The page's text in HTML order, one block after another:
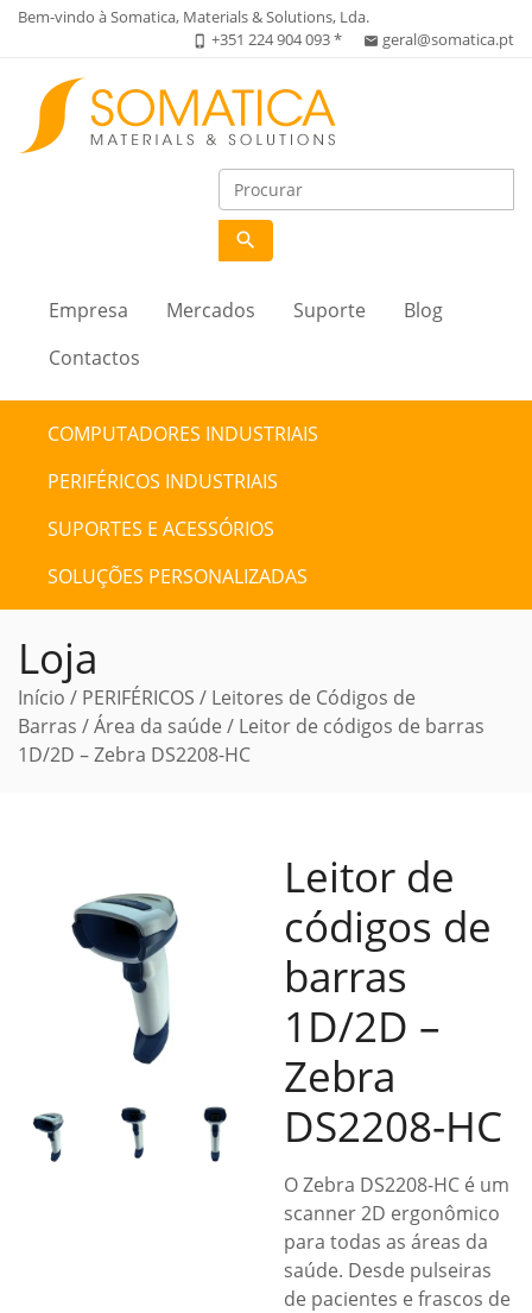
Bem-vindo à Somatica, Materials & Solutions, Lda.
phone_iphone +351 224 904 093 * email geral@somatica.pt
search
Empresa Mercados Suporte
Blog
Contactos
COMPUTADORES INDUSTRIAIS
PERIFÉRICOS INDUSTRIAIS
SUPORTES E ACESSÓRIOS
SOLUÇÕES PERSONALIZADAS
Loja
Início / PERIFÉRICOS / Leitores de Códigos de
Barras /Área da saúde / Leitor de códigos de barras
1D/2D – Zebra DS2208-HC
Leitor de
códigos de
barras
1D/2D –
Zebra
DS2208-HC
O Zebra DS2208-HC é um
scanner 2D ergonômico
para todas as áreas da
saúde. Desde pulseiras
de pacientes e frascos de